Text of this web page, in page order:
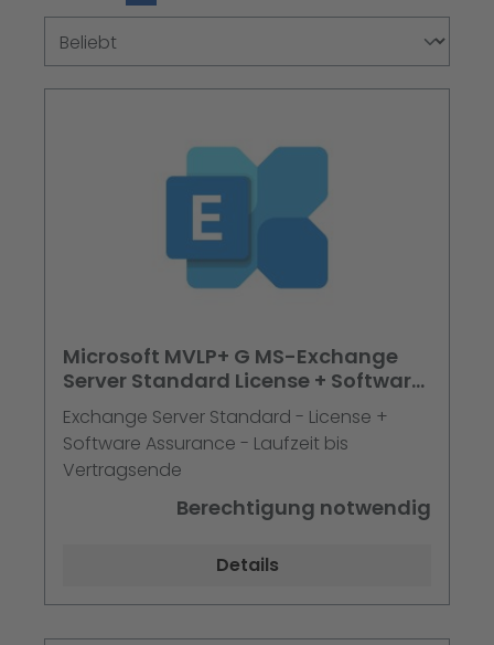
Microsoft MVLP+ G MS-Exchange
Server Standard License + Software
Assurance
Exchange Server Standard - License +
Software Assurance - Laufzeit bis
Vertragsende
Berechtigung notwendig
Details